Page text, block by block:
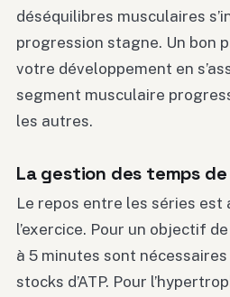
déséquilibres musculaires
progression stagne. Un bon
votre développement en
segment musculaire
les autres.
La gestion des temps
Le repos entre les séries est
l’exercice. Pour un objectif
à 5 minutes sont
stocks d’ATP. Pour